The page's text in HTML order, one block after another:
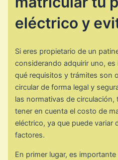
eléctrico y
Si eres propietario de un
considerando adquirir uno,
qué requisitos y trámites son
circular de forma legal y
las normativas de circulación,
tener en cuenta el costo de
eléctrico, ya que puede variar
factores.
En primer lugar, es